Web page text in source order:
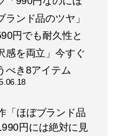
服論――人生は服で簡単
えられる』
は服で簡単につくること
きる!
ランド品のツヤ」
円でも耐久性と
感を両立」今すぐ
べき8アイテム
「ほぼブランド品
円には絶対に見